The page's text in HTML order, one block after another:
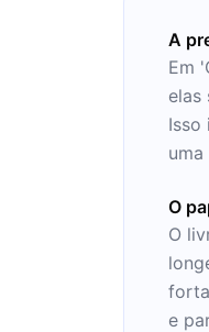
A
Em
elas
Isso
O
O
e